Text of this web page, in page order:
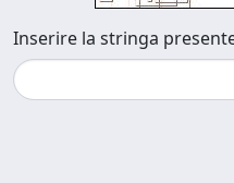
Inserire la stringa